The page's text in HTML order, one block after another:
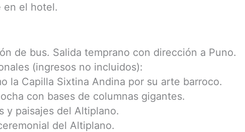
en el hotel.
de bus. Salida temprano con dirección a Puno.
(ingresos no incluidos):
la Capilla Sixtina Andina por su arte barroco.
con bases de columnas gigantes.
y paisajes del Altiplano.
del Altiplano.